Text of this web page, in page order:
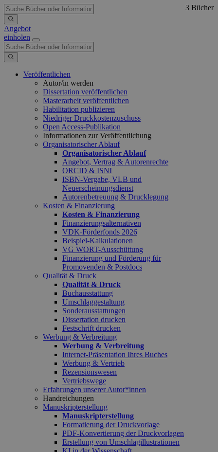
Angebot
einholen
Veröffentlichen
Autor/in werden
Dissertation veröffentlichen
Masterarbeit veröffentlichen
Habilitation publizieren
Niedriger Druckkostenzuschuss
Open Access-Publikation
Informationen zur Veröffentlichung
Organisatorischer Ablauf
Organisatorischer Ablauf
Angebot, Vertrag & Autorenrechte
ORCID & ISNI
ISBN-Vergabe, VLB und
Neuerscheinungsdienst
Autorenbetreuung & Drucklegung
Kosten & Finanzierung
Kosten & Finanzierung
Finanzierungsalternativen
VDK-Förderfonds 2026
Beispiel-Kalkulationen
VG WORT-Ausschüttung
Finanzierung und Förderung für
Promovenden & Postdocs
Qualität & Druck
Qualität & Druck
Buchausstattung
Umschlaggestaltung
Sonderausstattungen
Dissertation drucken
Festschrift drucken
Werbung & Verbreitung
Werbung & Verbreitung
Internet-Präsentation Ihres Buches
Werbung & Vertrieb
Rezensionswesen
Vertriebswege
Erfahrungen unserer Autor*innen
Handreichungen
Manuskripterstellung
Manuskripterstellung
Formatierung der Druckvorlage
PDF-Konvertierung der Druckvorlagen
Erstellung von Umschlagillustrationen
3 Bücher